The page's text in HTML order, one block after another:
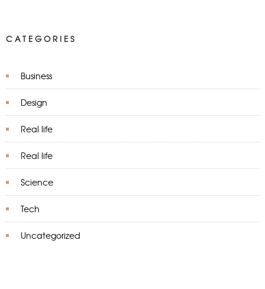
CATEGORIES
Business
Design
Real life
Real life
Science
Tech
Uncategorized